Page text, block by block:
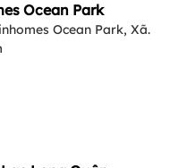
Ocean Park
Ocean Park, Xã.